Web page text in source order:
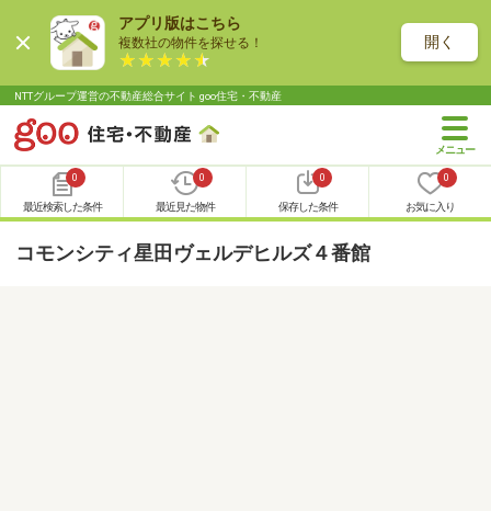
アプリ版はこちら
複数社の物件を探せる！ 開く
NTTグループ運営の不動産総合サイト goo住宅・不動産
0
最近検索した条件
0
最近見た物件
0
保存した条件
0
お気に入り
コモンシティ星田ヴェルデヒルズ４番館